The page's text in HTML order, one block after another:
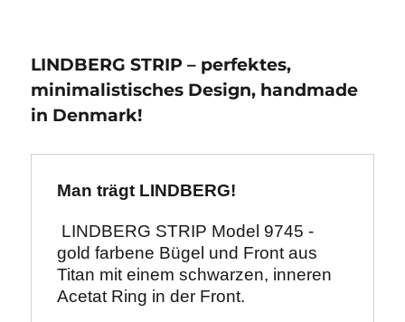
LINDBERG STRIP – perfektes,
minimalistisches Design, handmade
in Denmark!
Man trägt LINDBERG!
gold farbene Bügel und Front aus
Titan mit einem schwarzen, inneren
Acetat Ring in der Front.